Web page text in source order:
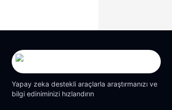
Yapay zeka destekli araçlarla araştırmanızı ve
bilgi ediniminizi hızlandırın